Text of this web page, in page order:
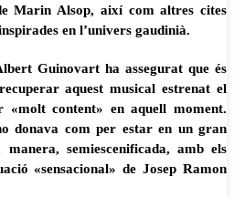
Marin Alsop, així com altres cites
en l’univers gaudinià.
Guinovart ha assegurat que és
aquest musical estrenat el
«molt content» en aquell moment.
donava com per estar en un gran
manera, semiescenificada, amb els
«sensacional» de Josep Ramon